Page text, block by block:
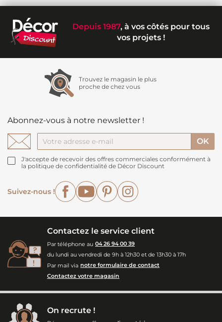
Depuis 1987, à vos côtés pour tous
vos projets !
Trouvez le magasin le plus
proche de chez vous
Abonnez-vous à notre newsletter !
J'accepte de recevoir des offres commerciales conformément à
la politique de confidentialité de Décor Discount
Suivez-nous !
FacebookYouTubePinterest
Contactez le service client
Par téléphone au 04 26 94 00 39
du lundi au vendredi de 9h à 12h30 et de 13h30 à 17h
Par mail via notre formulaire de contact
Contactez votre magasin
On recrute !